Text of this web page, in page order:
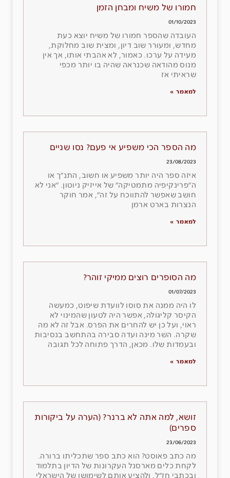
חמורו של משיח ומבחן הזמן
01/10/2023
העובדה שהספר חמורו של משיח יוצא כעת
מחדש, ומעורר שוב דיון, ומצית שוב מחלוקת,
מעידה על ערכו. כאמור, לא אהבתי אותו, אך אין
מנוס מהודאה שכנראה שהיה בו יותר מכפי
שראיתי אז
למאמר »
מה הספר הכי משפיע אי פעם? נסו שניים
23/08/2023
איזה ספר היה יותר משפיע או חשוב, התנ״ך או
ה״פרינקיפיה מתמטיקה״ של אייזיק ניוטון. ״אני לא
חושב שאפשר להתווכח על זה״, אמר חוקר
הנצרות בארט ארמן
למאמר »
מה הסופרים רוצים ממיקי זוהר?
01/07/2023
לו היה ממנה את סוסו לוועדת שיפוט, כמעשה
הקיסר קליגולה, אפשר היה לטעון שהמינוי לא
ראוי, ועל כן יש להחרים את הפרס. אבל זה לא מה
שקרה. השר מינה ועדה סבירה בהתחשב בנסיבות
ובעמדות שלו. מכאן, הדרך פתוחה לכל תגובה
למאמר »
זושא, למה אתה לא ברנר? (הערה על ביקורות
ספרים)
23/06/2023
מה כתב פאוסט? הוא כתב ספר שתכליתו ברורה.
לקחת כלים מארסנל העקרונות של הדיון בתלמוד
ובכתבי חז״ל, ולהציע אותם לשימושו של הישראלי